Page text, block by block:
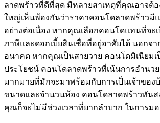
ลาดพร้าวที่ดีที่สุด มีหลายสาเหตุที่คุณอาจต้
ใหญ่เห็นพ้องกันว่าราคาคอนโดลาดพร้าวมี
อย่างต่อเนื่อง หากคุณเลือกคอนโดแทนที่จะ
ภาษีและดอกเบี้ยสินเชื่อที่อยู่อาศัยได้ นอกจ
อนาคต หากคุณเป็นสายวาย คอนโดมิเนียม
ประโยชน์ คอนโดลาดพร้าวที่เน้นการอำนว
มากมายที่มักจะมาพร้อมกับการเป็นเจ้าขอ
ขนาดและจำนวนห้อง คอนโดลาดพร้าวทัน
คุณก็จะไม่มีช่วงเวลาที่ยากลำบาก ในการ